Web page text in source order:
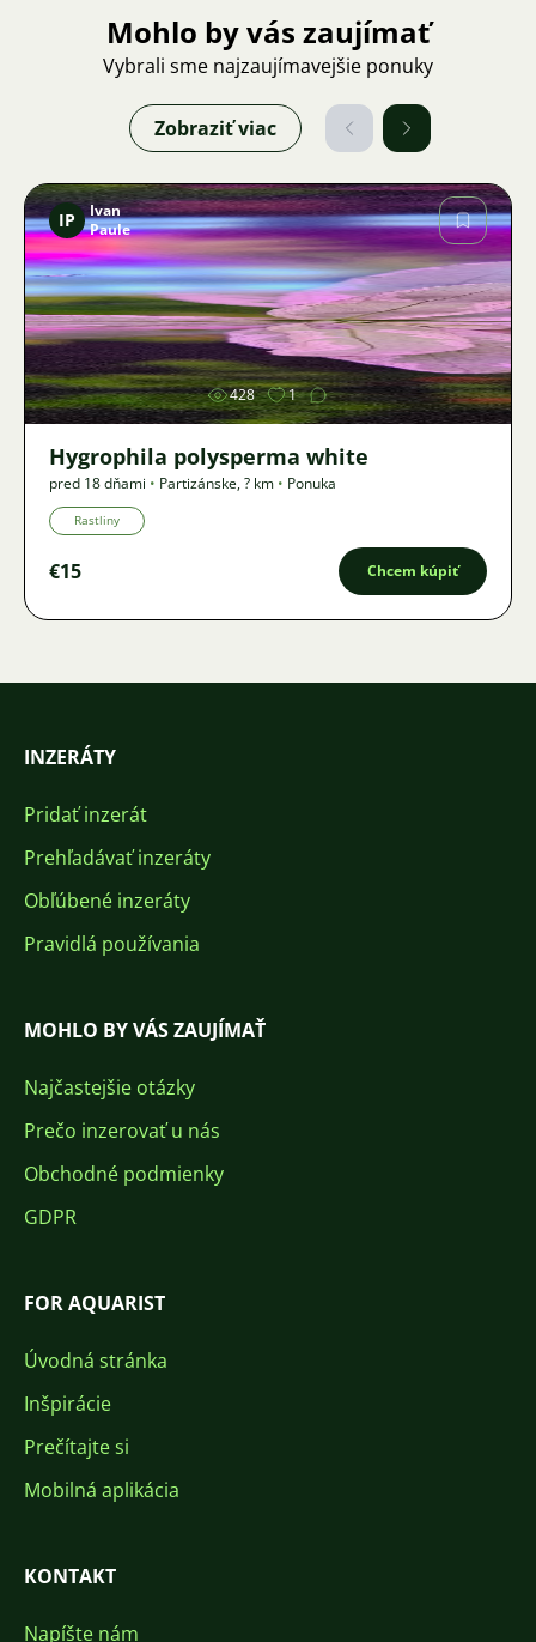
Mohlo by vás zaujímať
Vybrali sme najzaujímavejšie ponuky
Zobraziť viac
Obrázok
IP
Ivan
Paule
428 1
Hygrophila polysperma white
pred 18 dňami • Partizánske,? km • Ponuka
Rastliny
€15 Chcem kúpiť
INZERÁTY
Pridať inzerát
Prehľadávať inzeráty
Obľúbené inzeráty
Pravidlá používania
MOHLO BY VÁS ZAUJÍMAŤ
Najčastejšie otázky
Prečo inzerovať u nás
Obchodné podmienky
GDPR
FOR AQUARIST
Úvodná stránka
Inšpirácie
Prečítajte si
Mobilná aplikácia
KONTAKT
Napíšte nám